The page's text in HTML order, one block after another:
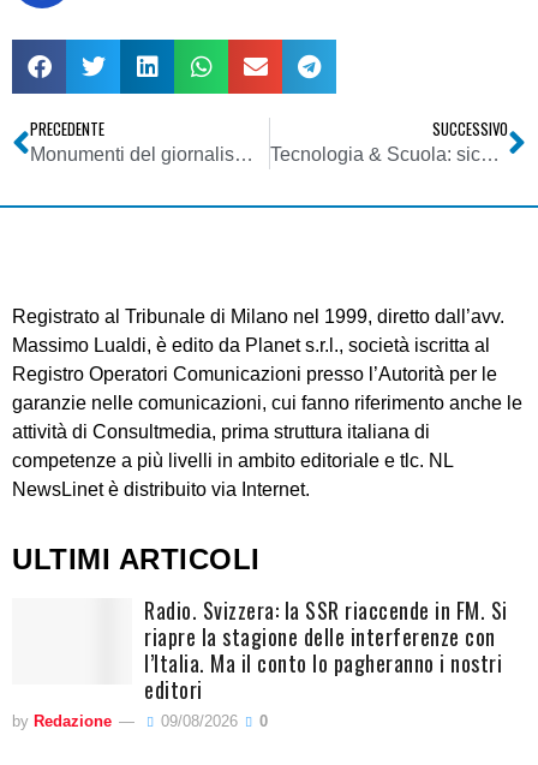
PRECEDENTE
Monumenti del giornalismo: è morto Alberto Ronchey
SUCCESSIVO
Tecnologia & Scuola: sicuri che siano tutte rose e fiori?
Registrato al Tribunale di Milano nel 1999, diretto dall’avv.
Massimo Lualdi, è edito da Planet s.r.l., società iscritta al
Registro Operatori Comunicazioni presso l’Autorità per le
garanzie nelle comunicazioni, cui fanno riferimento anche le
attività di Consultmedia, prima struttura italiana di
competenze a più livelli in ambito editoriale e tlc. NL
NewsLinet è distribuito via Internet.
ULTIMI ARTICOLI
Radio. Svizzera: la SSR riaccende in FM. Si
riapre la stagione delle interferenze con
l’Italia. Ma il conto lo pagheranno i nostri
editori
by Redazione 09/08/2026 0